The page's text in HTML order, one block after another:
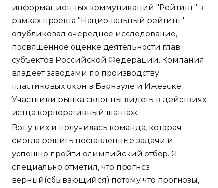
информационных коммуникаций "Рейтинг" в
рамках проекта "Национальный рейтинг"
опубликовал очередное исследование,
посвященное оценке деятельности глав
субъектов Российской Федерации. Компания
владеет заводами по производству
пластиковых окон в Барнауле и Ижевске.
Участники рынка склонны видеть в действиях
истца корпоративный шантаж.
Вот у них и получилась команда, которая
смогла решить поставленные задачи и
успешно пройти олимпийский отбор. Я
специально отметил, что прогноз
верный(сбывающийся) потому что прогнозы,